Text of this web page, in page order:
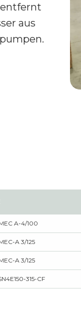
aus
A-4/100
A 3/125
A 3/125
315-CF